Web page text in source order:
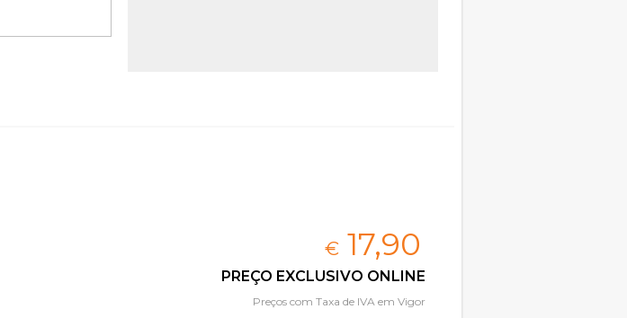
€ 17,90
PREÇO EXCLUSIVO ONLINE
Preços com Taxa de IVA em Vigor